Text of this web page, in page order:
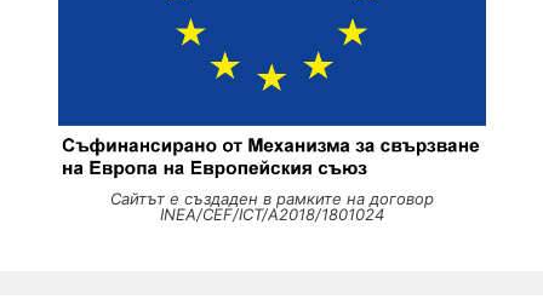
Сайтът е създаден в рамките на договор
INEA/CEF/ICT/A2018/1801024